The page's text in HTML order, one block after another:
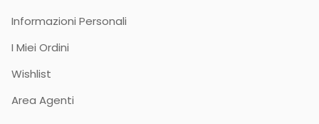
Informazioni Personali
I Miei Ordini
Wishlist
Area Agenti